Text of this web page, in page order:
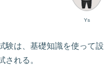
Ys
験は、基礎知識を使って設
される。